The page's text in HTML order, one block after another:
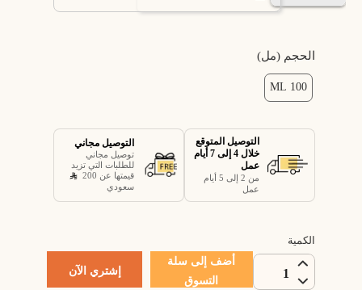
الحجم (مل)
100 ML
التوصيل المتوقع
خلال 4 إلى 7 أيام
عمل
من 2 إلى 5 أيام
عمل
التوصيل مجاني
توصيل مجاني
للطلبات التي تزيد
قيمتها عن 200
سعودي
الكمية
1
أضف إلى سلة
التسوق
إشتري الآن